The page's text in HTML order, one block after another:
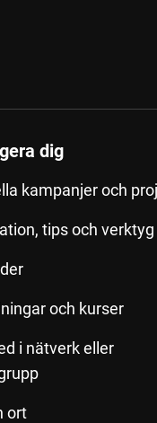
dig
kampanjer och
tips och verktyg
och kurser
i nätverk eller
ort